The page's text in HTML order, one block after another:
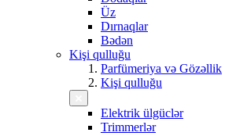
Üz
Dırnaqlar
Bədən
Kişi qulluğu
Parfümeriya və Gözəllik
Kişi qulluğu
Elektrik ülgüclər
Trimmerlər